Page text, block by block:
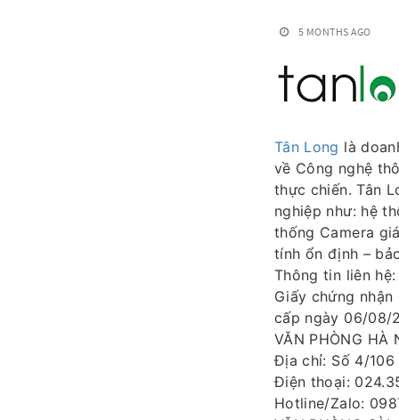
5 MONTHS AGO
Tân Long là
về Công nghệ
thực chiến. Tân
nghiệp như: hệ
thống Camera
tính ổn định –
Thông tin liên hệ:
Giấy chứng
cấp ngày 06/08/
VĂN PHÒNG HÀ
Địa chỉ: Số 4/106
Điện thoại:
Hotline/Zalo: